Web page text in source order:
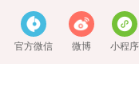
官方微信 微博 小程序